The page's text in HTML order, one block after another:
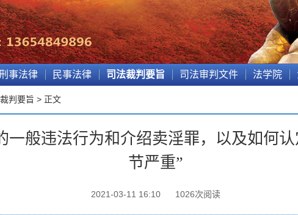
事法律 民事法律 司法裁判要旨 司法审判文件 法学院
判要旨 > 正文
一般违法行为和介绍卖淫罪，以及如何
节严重”
2021-03-11 16:10 1026次阅读